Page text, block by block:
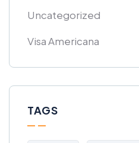
Uncategorized
Visa Americana
TAGS